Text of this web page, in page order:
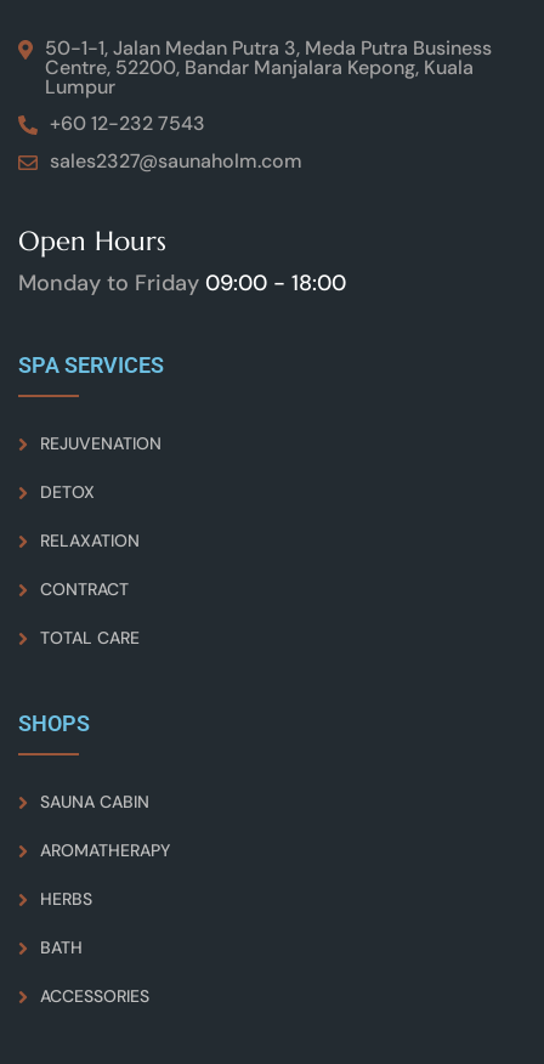
50-1-1, Jalan Medan Putra 3, Meda Putra Business
Centre, 52200, Bandar Manjalara Kepong, Kuala
Lumpur
+60 12-232 7543
sales2327@saunaholm.com
Open Hours
Monday to Friday 09:00 - 18:00
SPA SERVICES
REJUVENATION
DETOX
RELAXATION
CONTRACT
TOTAL CARE
SHOPS
SAUNA CABIN
AROMATHERAPY
HERBS
BATH
ACCESSORIES